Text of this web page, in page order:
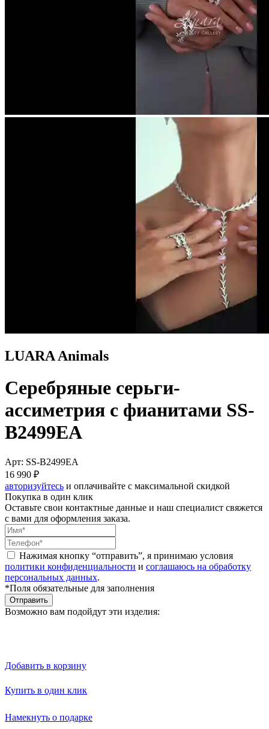
LUARA Animals
Серебряные серьги-
ассиметрия с фианитами SS-
B2499EA
Арт: SS-B2499EA
16 990 ₽
авторизуйтесь и оплачивайте с максимальной скидкой
Покупка в один клик
Оставьте свои контактные данные и наш специалист свяжется
с вами для оформления заказа.
Нажимая кнопку “отправить”, я принимаю условия
политики конфиденциальности и соглашаюсь на обработку
персональных данных.
*Поля обязательные для заполнения
Отправить
Возможно вам подойдут эти изделия:
Добавить в корзину
Купить в один клик
Намекнуть о подарке